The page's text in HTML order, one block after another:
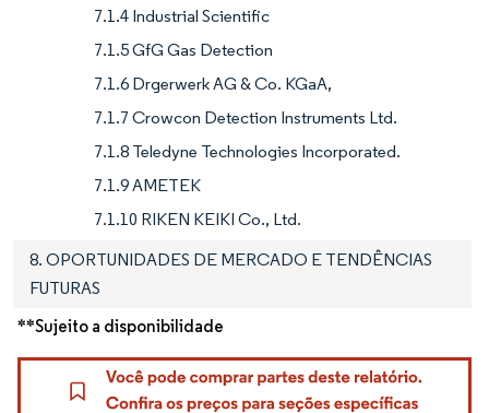
7.1.4 Industrial Scientific
7.1.5 GfG Gas Detection
7.1.6 Drgerwerk AG & Co. KGaA,
7.1.7 Crowcon Detection Instruments Ltd.
7.1.8 Teledyne Technologies Incorporated.
7.1.9 AMETEK
7.1.10 RIKEN KEIKI Co., Ltd.
8. OPORTUNIDADES DE MERCADO E TENDÊNCIAS
FUTURAS
**Sujeito a disponibilidade